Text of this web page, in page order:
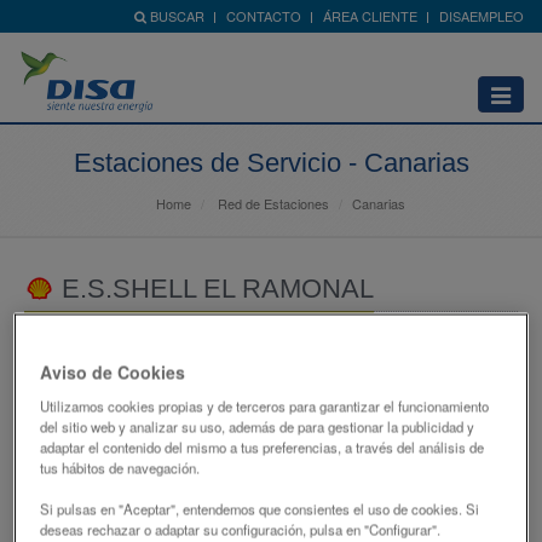
BUSCAR CONTACTO ÁREA CLIENTE DISAEMPLEO
Abrir
menú
Estaciones de Servicio - Canarias
Home Red de Estaciones Canarias
E.S.SHELL EL RAMONAL
38009 - SANTA CRUZ DE TENERIFE
SANTA CRUZ DE TENERIFE
682254283
Aviso de Cookies
Utilizamos cookies propias y de terceros para garantizar el funcionamiento
del sitio web y analizar su uso, además de para gestionar la publicidad y
adaptar el contenido del mismo a tus preferencias, a través del análisis de
tus hábitos de navegación.
Si pulsas en "Aceptar", entendemos que consientes el uso de cookies. Si
deseas rechazar o adaptar su configuración, pulsa en "Configurar".